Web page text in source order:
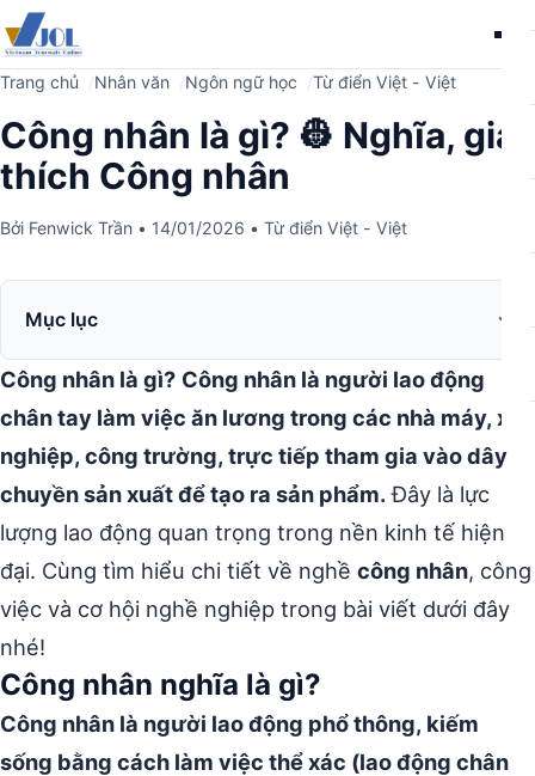
Trang chủ Nhân văn Ngôn ngữ học Từ điển Việt - Việt
Công nhân là gì? 👷 Nghĩa, giải
thích Công nhân
Bởi Fenwick Trần • 14/01/2026 • Từ điển Việt - Việt
Mục lục
Công nhân là gì? Công nhân là người lao động
chân tay làm việc ăn lương trong các nhà máy, xí
nghiệp, công trường, trực tiếp tham gia vào dây
chuyền sản xuất để tạo ra sản phẩm.Đây là lực
lượng lao động quan trọng trong nền kinh tế hiện
đại. Cùng tìm hiểu chi tiết về nghề công nhân, công
việc và cơ hội nghề nghiệp trong bài viết dưới đây
nhé!
Công nhân nghĩa là gì?
Công nhân là người lao động phổ thông, kiếm
sống bằng cách làm việc thể xác (lao động chân